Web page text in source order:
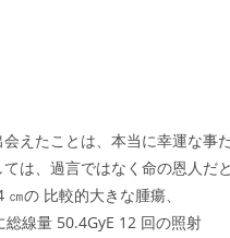
えたことは、本当に幸運な事
は、過言ではなく命の恩人だ
の 比較的大きな腫瘍、
線量 50.4GyE 12 回の照射